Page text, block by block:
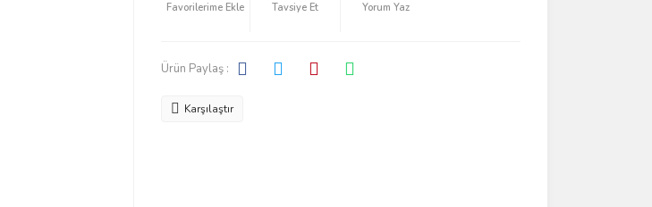
Tavsiye Et Yorum Yaz
Ürün Paylaş :
Karşılaştır